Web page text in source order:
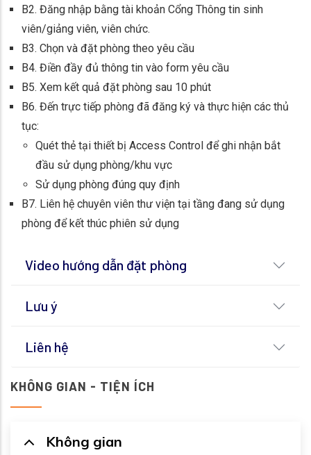
B2. Đăng nhập bằng tài khoản Cổng Thông tin sinh
viên/giảng viên, viên chức.
B3. Chọn và đặt phòng theo yêu cầu
B4. Điền đầy đủ thông tin vào form yêu cầu
B5. Xem kết quả đặt phòng sau 10 phút
B6. Đến trực tiếp phòng đã đăng ký và thực hiện các thủ
tục:
Quét thẻ tại thiết bị Access Control để ghi nhận bắt
đầu sử dụng phòng/khu vực
Sử dụng phòng đúng quy định
B7. Liên hệ chuyên viên thư viện tại tầng đang sử dụng
phòng để kết thúc phiên sử dụng
Video hướng dẫn đặt phòng
Lưu ý
Liên hệ
KHÔNG GIAN - TIỆN ÍCH
Không gian